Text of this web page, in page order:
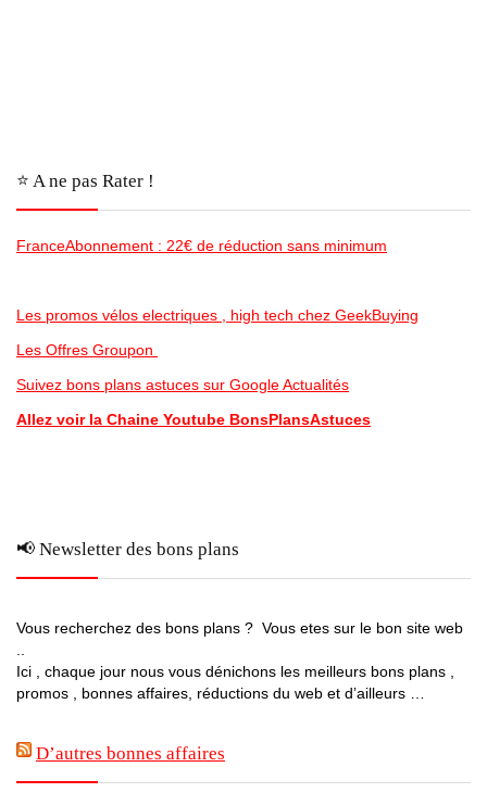
⭐️ A ne pas Rater !
FranceAbonnement : 22€ de réduction sans minimum
Les promos vélos electriques , high tech chez GeekBuying
Les Offres Groupon
Suivez bons plans astuces sur Google Actualités
Allez voir la Chaine Youtube BonsPlansAstuces
📢 Newsletter des bons plans
Vous recherchez des bons plans ? Vous etes sur le bon site web
Ici , chaque jour nous vous dénichons les meilleurs bons plans ,
promos , bonnes affaires, réductions du web et d’ailleurs …
D’autres bonnes affaires